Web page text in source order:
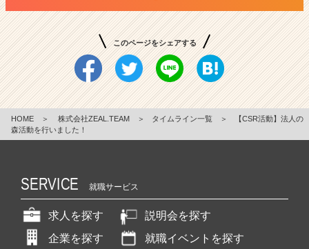
このページをシェアする
HOME ＞ 株式会社ZEAL.TEAM ＞ タイムライン一覧 ＞
【CSR活動】法人の
森活動を行いました！
SERVICE 就職サービス
求人を探す
説明会を探す
企業を探す
就職イベントを探す